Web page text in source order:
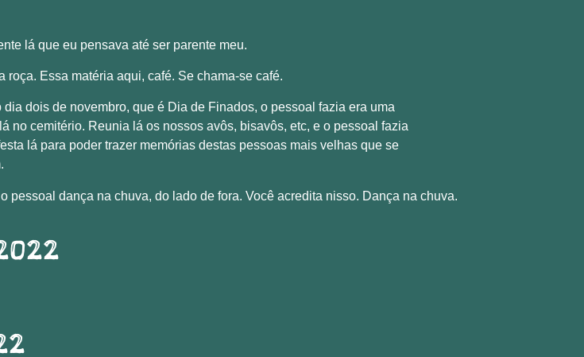
lá que eu pensava até ser parente meu.
Essa matéria aqui, café. Se chama-se café.
dois de novembro, que é Dia de Finados, o pessoal fazia era uma
no cemitério. Reunia lá os nossos avôs, bisavôs, etc, e o pessoal fazia
lá para poder trazer memórias destas pessoas mais velhas que se
dança na chuva, do lado de fora. Você acredita nisso. Dança na chuva.